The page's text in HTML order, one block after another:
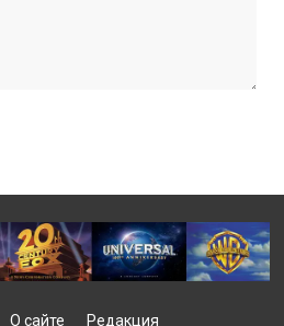
О сайте Редакция